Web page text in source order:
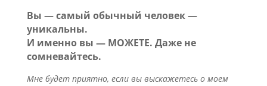
Вы — самый обычный человек —
уникальны.
И именно вы — МОЖЕТЕ. Даже не
сомневайтесь.
Мне будет приятно, если вы выскажетесь о моем